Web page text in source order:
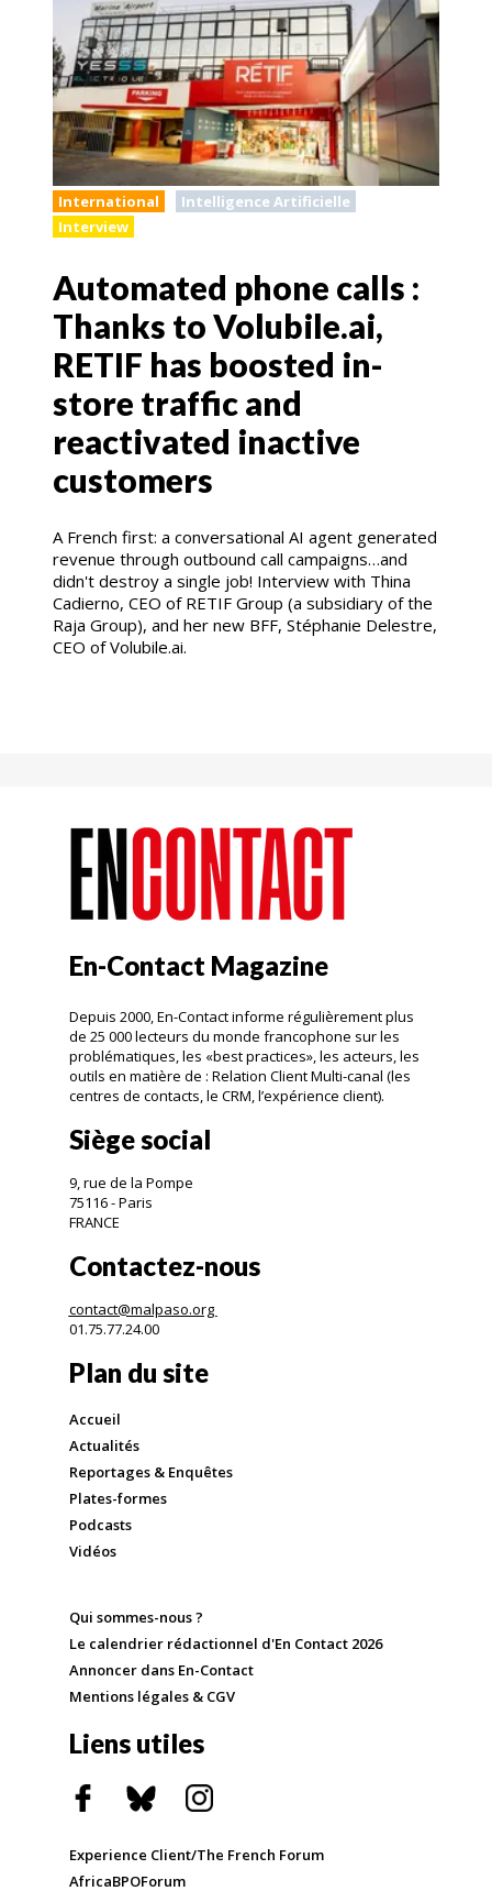
International
Intelligence Artificielle
Interview
Automated phone calls :
Thanks to Volubile.ai,
RETIF has boosted in-
store traffic and
reactivated inactive
customers
A French first: a conversational AI agent generated
revenue through outbound call campaigns…and
didn't destroy a single job! Interview with Thina
Cadierno, CEO of RETIF Group (a subsidiary of the
Raja Group), and her new BFF, Stéphanie Delestre,
CEO of Volubile.ai.
En-Contact Magazine
Depuis 2000, En-Contact informe régulièrement plus
de 25 000 lecteurs du monde francophone sur les
problématiques, les «best practices», les acteurs, les
outils en matière de : Relation Client Multi-canal (les
centres de contacts, le CRM, l’expérience client).
Siège social
9, rue de la Pompe
75116 - Paris
FRANCE
Contactez-nous
contact@malpaso.org
01.75.77.24.00
Plan du site
Accueil
Actualités
Reportages & Enquêtes
Plates-formes
Podcasts
Vidéos
Qui sommes-nous ?
Le calendrier rédactionnel d'En Contact 2026
Annoncer dans En-Contact
Mentions légales & CGV
Liens utiles
Experience Client/The French Forum
AfricaBPOForum